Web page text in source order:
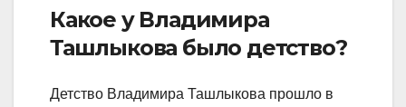
Какое у Владимира
Ташлыкова было детство?
Детство Владимира Ташлыкова прошло в